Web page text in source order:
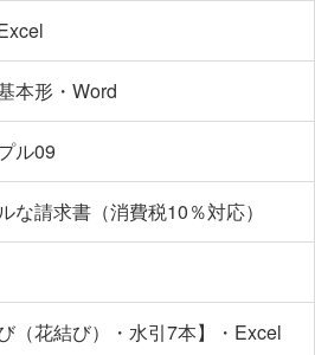
本形・Word
ル09
な請求書（消費税10％対応）
（花結び）・水引7本】・Excel